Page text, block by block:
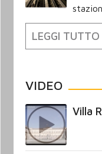
LEGGI TUTTO
VIDEO
Villa